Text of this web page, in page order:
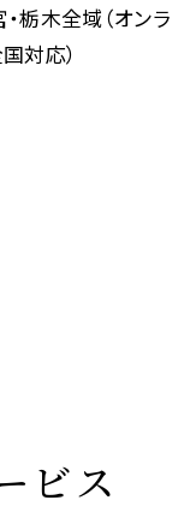
栃木全域（オンラ
対応）
ビス